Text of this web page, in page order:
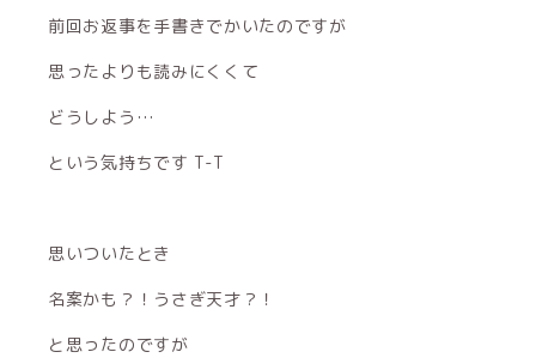
前回お返事を手書きでかいたのですが
思ったよりも読みにくくて
どうしよう…
という気持ちです T-T
思いついたとき
名案かも？！うさぎ天才？！
と思ったのですが